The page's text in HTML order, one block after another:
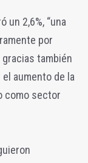
un 2,6%, “una
por
gracias también
aumento de la
como sector